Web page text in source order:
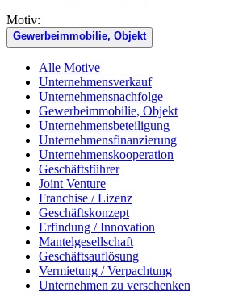
Motiv:
Gewerbeimmobilie, Objekt
Alle Motive
Unternehmensverkauf
Unternehmensnachfolge
Gewerbeimmobilie, Objekt
Unternehmensbeteiligung
Unternehmensfinanzierung
Unternehmenskooperation
Geschäftsführer
Joint Venture
Franchise / Lizenz
Geschäftskonzept
Erfindung / Innovation
Mantelgesellschaft
Geschäftsauflösung
Vermietung / Verpachtung
Unternehmen zu verschenken